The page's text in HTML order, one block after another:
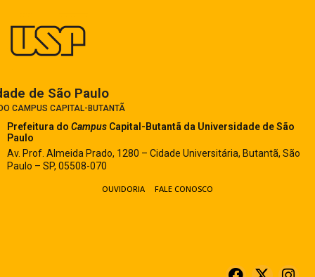
de São Paulo​
CAMPUS CAPITAL-BUTANTÃ
Prefeitura do Campus Capital-Butantã da Universidade de São
Paulo
Av. Prof. Almeida Prado, 1280 – Cidade Universitária, Butantã, São
Paulo – SP, 05508-070
OUVIDORIA FALE CONOSCO